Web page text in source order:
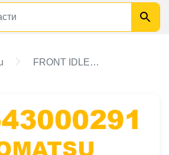
FRONT IDLER ASS'Y